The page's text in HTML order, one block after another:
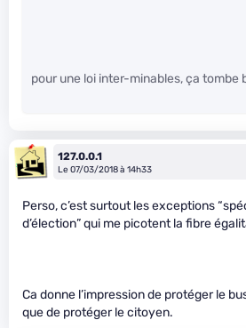
pour une loi inter-minables, ça tombe
127.0.0.1
Le 07/03/2018 à 14h33
Perso, c’est surtout les exceptions
d’élection” qui me picotent la fibre
Ca donne l’impression de protéger le
que de protéger le citoyen.